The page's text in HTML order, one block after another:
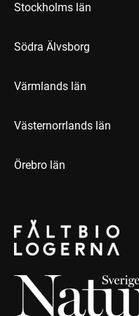
Stockholms län
Södra Älvsborg
Värmlands län
Västernorrlands län
Örebro län